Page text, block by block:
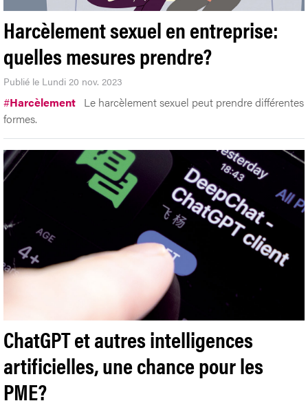
Harcèlement sexuel en entreprise:
quelles mesures prendre?
Publié le Lundi 20 nov. 2023
#Harcèlement Le harcèlement sexuel peut prendre différentes
formes.
ChatGPT et autres intelligences
artificielles, une chance pour les
PME?